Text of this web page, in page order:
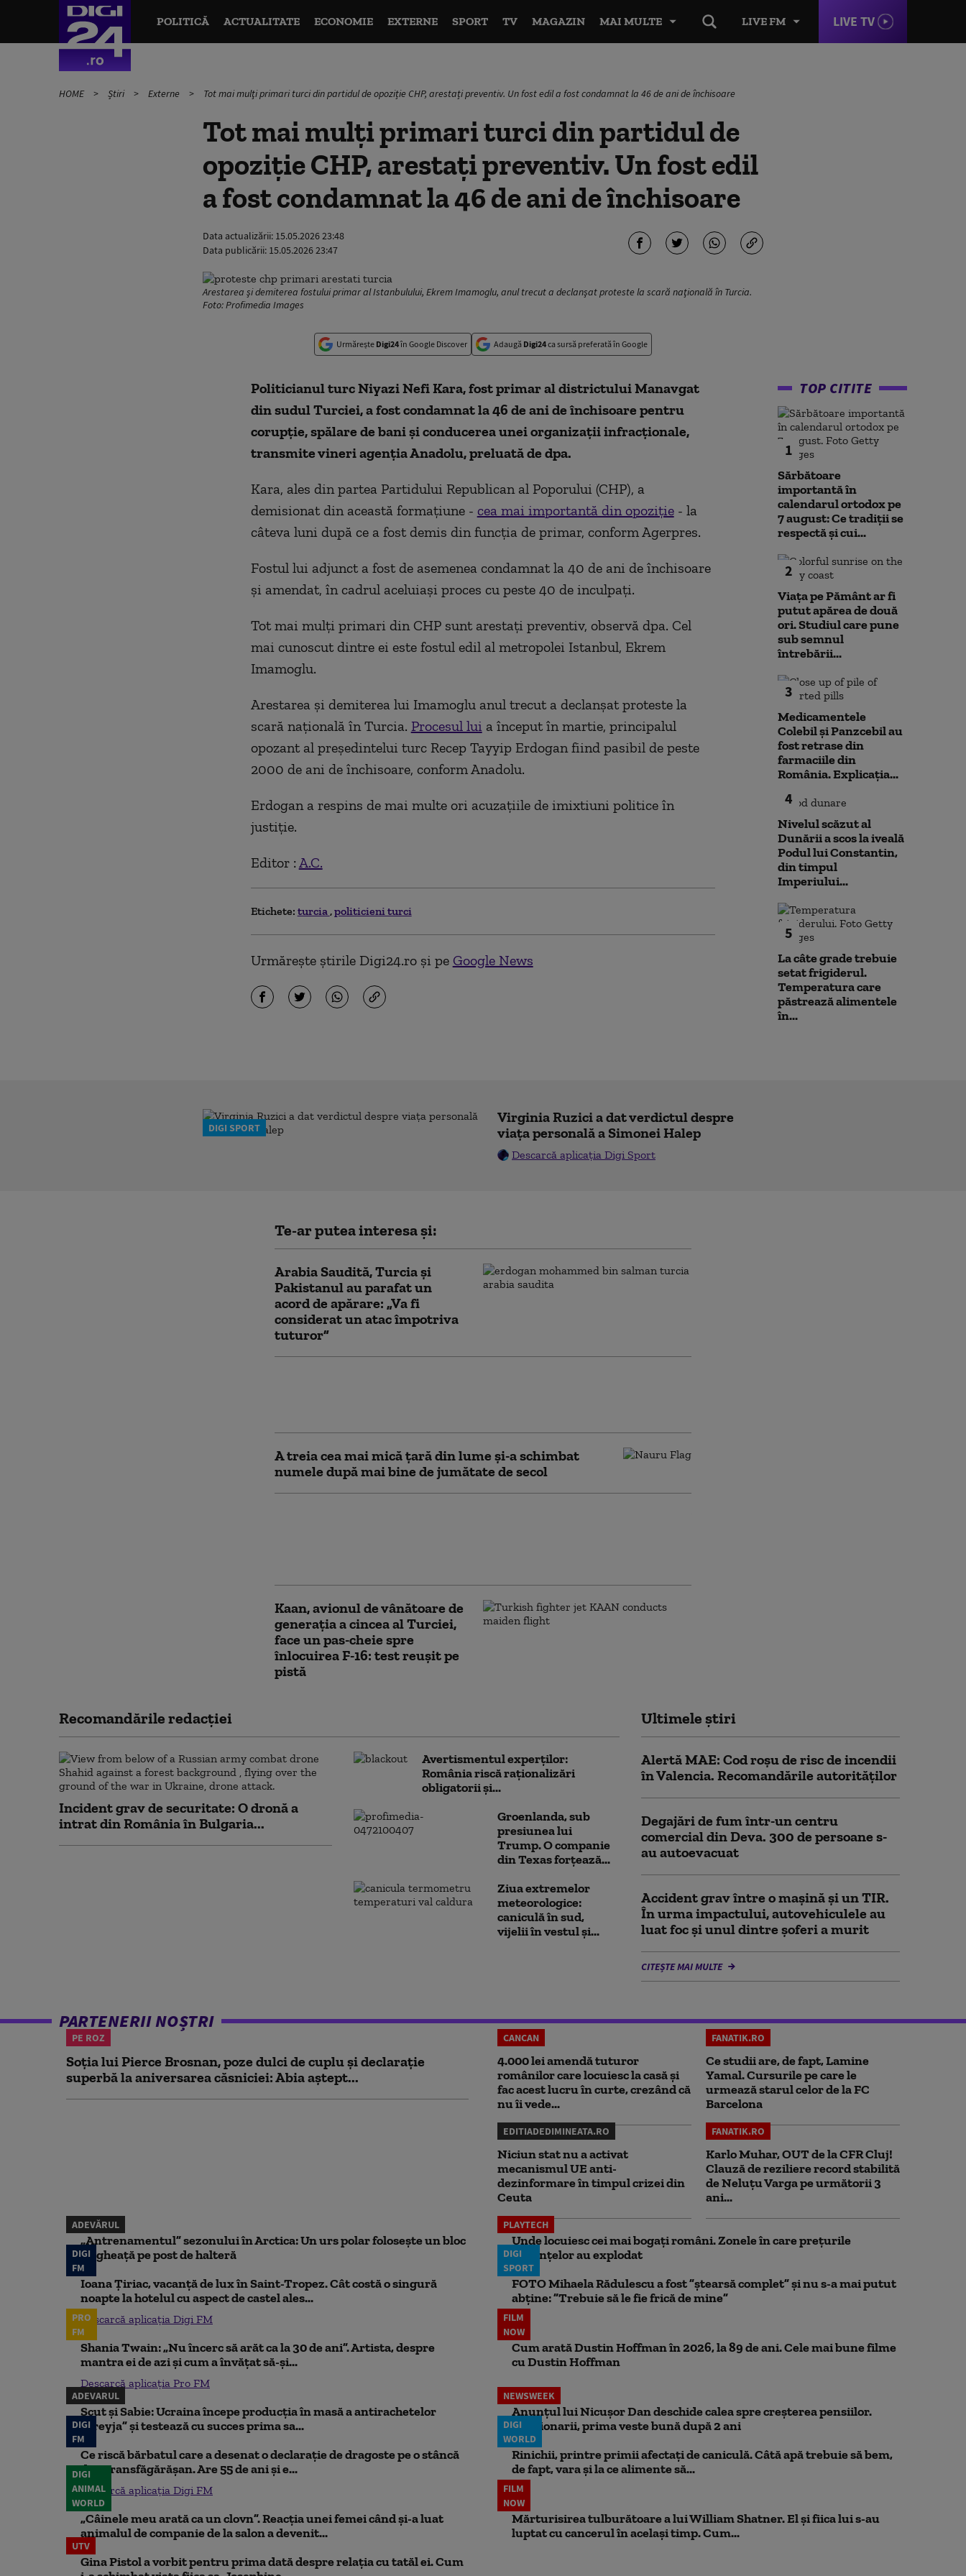
LIVE FM LIVE TV
POLITICĂ ACTUALITATE ECONOMIE EXTERNE SPORT TV MAGAZIN MAI MULTE
HOME Știri Externe Tot mai mulţi primari turci din partidul de opoziție CHP, arestați preventiv. Un fost edil a fost condamnat la 46 de ani de închisoare
Tot mai mulţi primari turci din partidul de
opoziție CHP, arestați preventiv. Un fost edil
a fost condamnat la 46 de ani de închisoare
Data actualizării: 15.05.2026 23:48
Data publicării: 15.05.2026 23:47
Arestarea şi demiterea fostului primar al Istanbulului, Ekrem Imamoglu, anul trecut a declanşat proteste la scară naţională în Turcia.
Foto: Profimedia Images
Urmărește Digi24în Google Discover Adaugă Digi24ca sursă preferată în Google
Politicianul turc Niyazi Nefi Kara, fost primar al districtului Manavgat
din sudul Turciei, a fost condamnat la 46 de ani de închisoare pentru
corupţie, spălare de bani şi conducerea unei organizaţii infracţionale,
transmite vineri agenţia Anadolu, preluată de dpa.
Kara, ales din partea Partidului Republican al Poporului (CHP), a
demisionat din această formaţiune - cea mai importantă din opoziţie- la
câteva luni după ce a fost demis din funcţia de primar, conform Agerpres.
Fostul lui adjunct a fost de asemenea condamnat la 40 de ani de închisoare
şi amendat, în cadrul aceluiaşi proces cu peste 40 de inculpaţi.
Tot mai mulţi primari din CHP sunt arestaţi preventiv, observă dpa. Cel
mai cunoscut dintre ei este fostul edil al metropolei Istanbul, Ekrem
Imamoglu.
Arestarea şi demiterea lui Imamoglu anul trecut a declanşat proteste la
scară naţională în Turcia. Procesul luia început în martie, principalul
opozant al preşedintelui turc Recep Tayyip Erdogan fiind pasibil de peste
2000 de ani de închisoare, conform Anadolu.
Erdogan a respins de mai multe ori acuzaţiile de imixtiuni politice în
justiţie.
Editor : A.C.
Etichete: turcia politicieni turci
Urmărește știrile Digi24.ro și pe Google News
TOP CITITE
1
Sărbătoare
importantă în
calendarul ortodox pe
7 august: Ce tradiții se
respectă și cui...
2
Viața pe Pământ ar fi
putut apărea de două
ori. Studiul care pune
sub semnul
întrebării...
3
Medicamentele
Colebil și Panzcebil au
fost retrase din
farmaciile din
România. Explicația...
4
Nivelul scăzut al
Dunării a scos la iveală
Podul lui Constantin,
din timpul
Imperiului...
5
La câte grade trebuie
setat frigiderul.
Temperatura care
păstrează alimentele
în...
DIGI SPORT
Virginia Ruzici a dat verdictul despre
viața personală a Simonei Halep
Descarcă aplicația Digi Sport
Te-ar putea interesa și:
Arabia Saudită, Turcia și
Pakistanul au parafat un
acord de apărare: „Va fi
considerat un atac împotriva
tuturor”
A treia cea mai mică țară din lume și-a schimbat
numele după mai bine de jumătate de secol
Kaan, avionul de vânătoare de
generația a cincea al Turciei,
face un pas-cheie spre
înlocuirea F-16: test reușit pe
pistă
Recomandările redacţiei
Incident grav de securitate: O dronă a
intrat din România în Bulgaria...
Avertismentul experților:
România riscă raționalizări
obligatorii și...
Groenlanda, sub
presiunea lui
Trump. O companie
din Texas forțează...
Ziua extremelor
meteorologice:
caniculă în sud,
vijelii în vestul și...
Ultimele știri
Alertă MAE: Cod roșu de risc de incendii
în Valencia. Recomandările autorităților
Degajări de fum într-un centru
comercial din Deva. 300 de persoane s-
au autoevacuat
Accident grav între o mașină și un TIR.
În urma impactului, autovehiculele au
luat foc și unul dintre șoferi a murit
CITEȘTE MAI MULTE
PARTENERII NOȘTRI
PE ROZ
Soția lui Pierce Brosnan, poze dulci de cuplu și declarație
superbă la aniversarea căsniciei: Abia aștept...
CANCAN
4.000 lei amendă tuturor
românilor care locuiesc la casă și
fac acest lucru în curte, crezând că
nu îi vede...
FANATIK.RO
Ce studii are, de fapt, Lamine
Yamal. Cursurile pe care le
urmează starul celor de la FC
Barcelona
EDITIADEDIMINEATA.RO
Niciun stat nu a activat
mecanismul UE anti-
dezinformare în timpul crizei din
Ceuta
FANATIK.RO
Karlo Muhar, OUT de la CFR Cluj!
Clauză de reziliere record stabilită
de Neluțu Varga pe următorii 3
ani...
ADEVĂRUL
„Antrenamentul” sezonului în Arctica: Un urs polar folosește un bloc
de gheață pe post de halteră
PLAYTECH
Unde locuiesc cei mai bogați români. Zonele în care prețurile
locuințelor au explodat
DIGI
FM
Ioana Țiriac, vacanță de lux în Saint-Tropez. Cât costă o singură
noapte la hotelul cu aspect de castel ales...
Descarcă aplicația Digi FM
DIGI
SPORT
FOTO Mihaela Rădulescu a fost ”ștearsă complet” și nu s-a mai putut
abține: ”Trebuie să le fie frică de mine”
PRO
FM
Shania Twain: „Nu încerc să arăt ca la 30 de ani”. Artista, despre
mantra ei de azi și cum a învățat să-și...
Descarcă aplicația Pro FM
FILM
NOW
Cum arată Dustin Hoffman în 2026, la 89 de ani. Cele mai bune filme
cu Dustin Hoffman
ADEVARUL
Scut și Sabie: Ucraina începe producția în masă a antirachetelor
„Freyja” și testează cu succes prima sa...
NEWSWEEK
Anunțul lui Nicușor Dan deschide calea spre creșterea pensiilor.
Pensionarii, prima veste bună după 2 ani
DIGI
FM
Ce riscă bărbatul care a desenat o declarație de dragoste pe o stâncă
din Transfăgărășan. Are 55 de ani și e...
Descarcă aplicația Digi FM
DIGI
WORLD
Rinichii, printre primii afectați de caniculă. Câtă apă trebuie să bem,
de fapt, vara și la ce alimente să...
DIGI
ANIMAL
WORLD
„Câinele meu arată ca un clovn”. Reacția unei femei când și-a luat
animalul de companie de la salon a devenit...
FILM
NOW
Mărturisirea tulburătoare a lui William Shatner. El și fiica lui s-au
luptat cu cancerul în același timp. Cum...
UTV
Gina Pistol a vorbit pentru prima dată despre relația cu tatăl ei. Cum